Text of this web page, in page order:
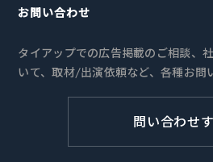
お問い合わせ
タイアップでの広告掲載のご相談、
いて、取材/出演依頼など、各種お問
問い合わせ